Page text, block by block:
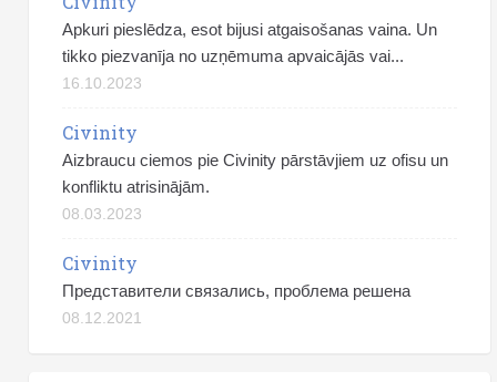
Apkuri pieslēdza, esot bijusi atgaisošanas vaina. Un
tikko piezvanīja no uzņēmuma apvaicājās vai...
16.10.2023
Civinity
Aizbraucu ciemos pie Civinity pārstāvjiem uz ofisu un
konfliktu atrisinājām.
08.03.2023
Civinity
Представители связались, проблема решена
08.12.2021